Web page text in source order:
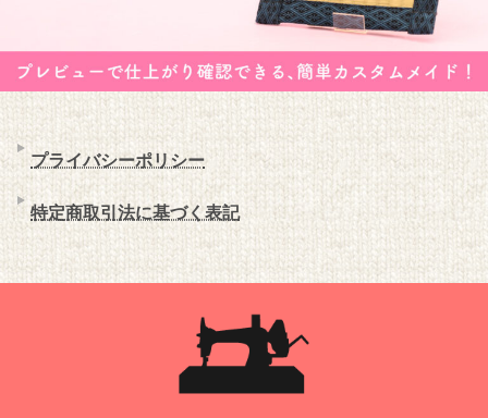
プライバシーポリシー
特定商取引法に基づく表記